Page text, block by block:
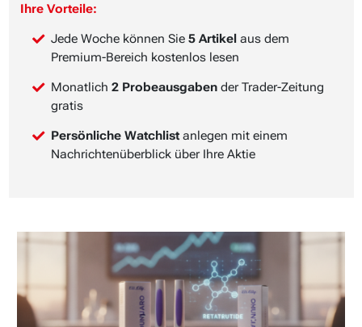
Ihre Vorteile:
Jede Woche können Sie 5 Artikel aus dem
Premium-Bereich kostenlos lesen
Monatlich 2 Probeausgaben der Trader-Zeitung
gratis
Persönliche Watchlist anlegen mit einem
Nachrichtenüberblick über Ihre Aktie